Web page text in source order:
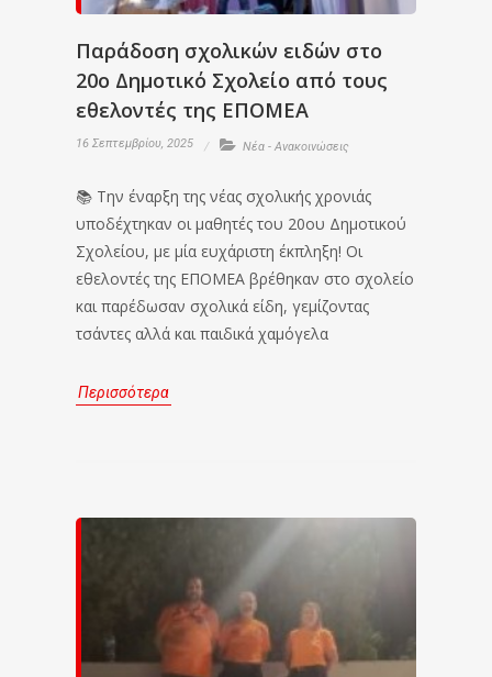
Παράδοση σχολικών ειδών στο
20ο Δημοτικό Σχολείο από τους
εθελοντές της ΕΠΟΜΕΑ
16 Σεπτεμβρίου, 2025 Νέα - Ανακοινώσεις
📚 Την έναρξη της νέας σχολικής χρονιάς
υποδέχτηκαν οι μαθητές του 20ου Δημοτικού
Σχολείου, με μία ευχάριστη έκπληξη! Οι
εθελοντές της ΕΠΟΜΕΑ βρέθηκαν στο σχολείο
και παρέδωσαν σχολικά είδη, γεμίζοντας
τσάντες αλλά και παιδικά χαμόγελα
Περισσότερα